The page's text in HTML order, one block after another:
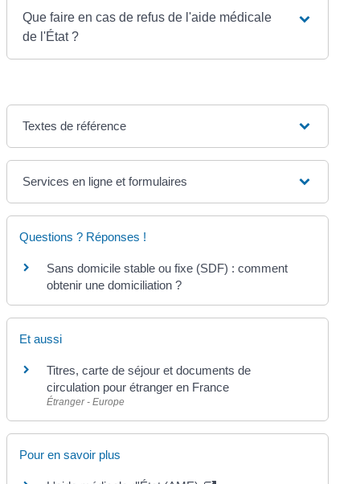
Que faire en cas de refus de l'aide médicale
de l'État ?
Textes de référence
Services en ligne et formulaires
Questions ? Réponses !
Sans domicile stable ou fixe (SDF) : comment
obtenir une domiciliation ?
Et aussi
Titres, carte de séjour et documents de
circulation pour étranger en France
Étranger - Europe
Pour en savoir plus